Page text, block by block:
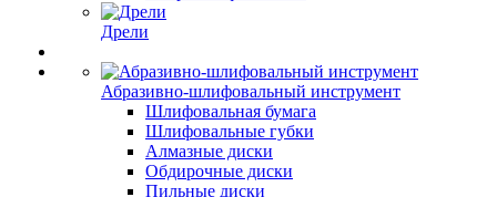
Дрели
Абразивно-шлифовальный инструмент
Шлифовальная бумага
Шлифовальные губки
Алмазные диски
Обдирочные диски
Пильные диски